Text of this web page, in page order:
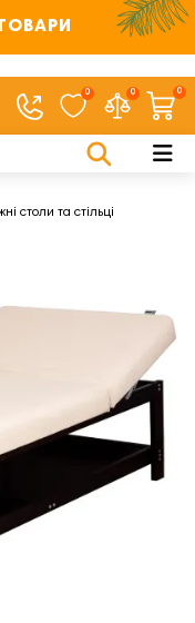
0 0 0
столи та стільці